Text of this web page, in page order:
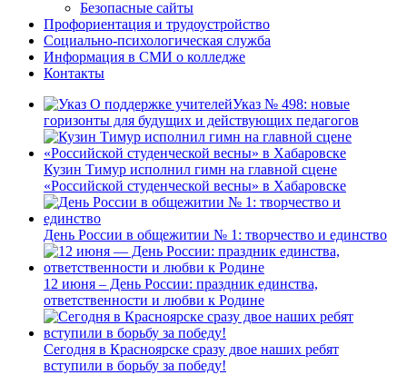
Безопасные сайты
Профориентация и трудоустройство
Социально-психологическая служба
Информация в СМИ о колледже
Контакты
Указ № 498: новые
горизонты для будущих и действующих педагогов
Кузин Тимур исполнил гимн на главной сцене
«Российской студенческой весны» в Хабаровске
День России в общежитии № 1: творчество и единство
12 июня – День России: праздник единства,
ответственности и любви к Родине
Сегодня в Красноярске сразу двое наших ребят
вступили в борьбу за победу!